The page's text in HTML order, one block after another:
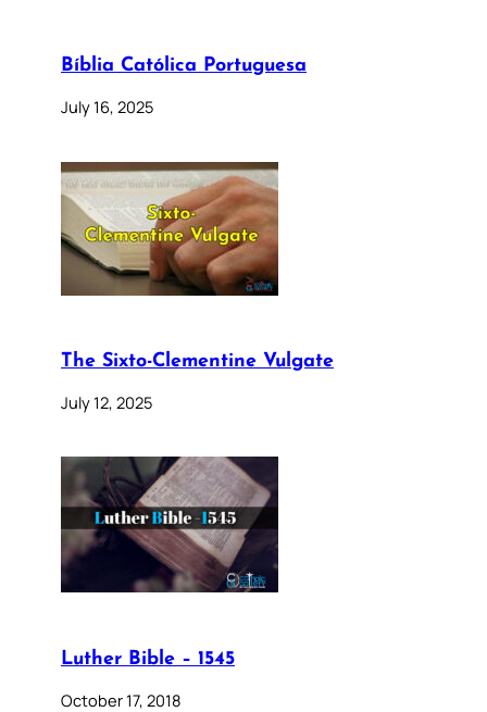
Bíblia Católica Portuguesa
July 16, 2025
The Sixto-Clementine Vulgate
July 12, 2025
Luther Bible – 1545
October 17, 2018